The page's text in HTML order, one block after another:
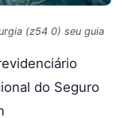
(z54 0) seu guia
do Seguro